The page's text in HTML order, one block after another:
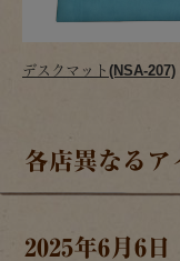
デスクマット(NSA-207)
各店異なるア
2025年6月6